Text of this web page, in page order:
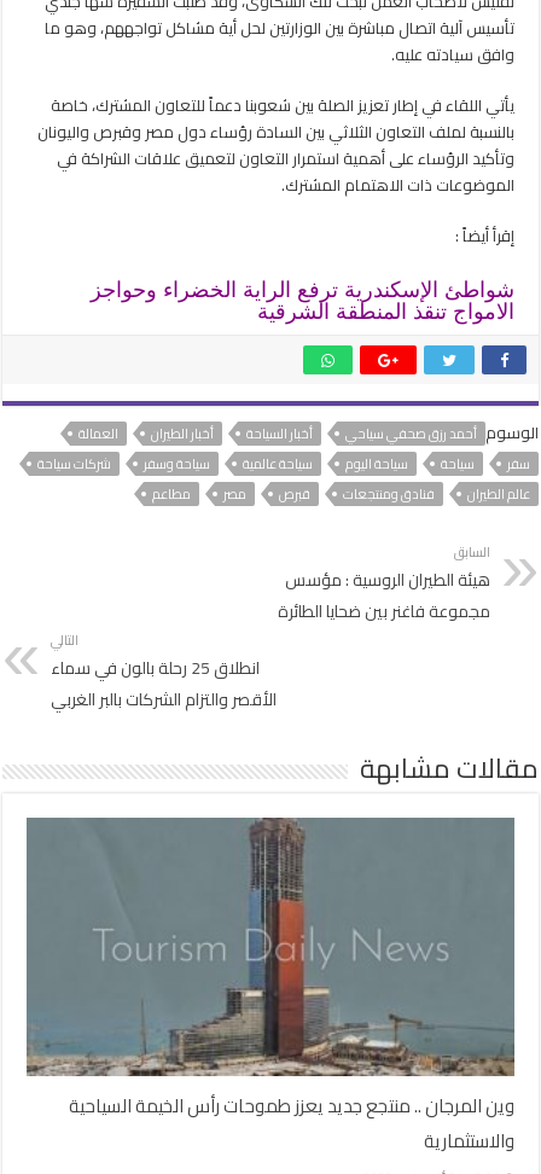
تأسيس آلية اتصال مباشرة بين الوزارتين لحل أية مشاكل تواجههم، وهو ما
وافق سيادته عليه.
يأتي اللقاء في إطار تعزيز الصلة بين شعوبنا دعماً للتعاون المشترك، خاصة
بالنسبة لملف التعاون الثلاثي بين السادة رؤساء دول مصر وقبرص واليونان
وتأكيد الرؤساء على أهمية استمرار التعاون لتعميق علاقات الشراكة في
الموضوعات ذات الاهتمام المشترك.
إقرأ أيضاً :
شواطئ الإسكندرية ترفع الراية الخضراء وحواجز
الامواج تنقذ المنطقة الشرقية
الوسوم أحمد رزق صحفي سياحي أخبار السياحة أخبار الطيران
العمالة
سفر
سياحة سياحة اليوم سياحة عالمية سياحة وسفر
شركات سياحة
عالم الطيران
فنادق ومنتجعات قبرص مصر مطاعم
السابق
هيئة الطيران الروسية : مؤسس
مجموعة فاغنر بين ضحايا الطائرة
التالي
انطلاق 25 رحلة بالون في سماء
الأقصر والتزام الشركات بالبر الغربي
مقالات مشابهة
وين المرجان .. منتجع جديد يعزز طموحات رأس الخيمة السياحية
والاستثمارية